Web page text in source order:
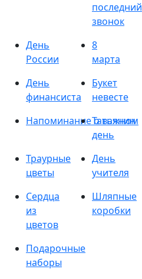
последний
звонок
День
России
8
марта
День
финансиста
Букет
невесте
Напоминание о важном
Татьянин
день
Траурные
цветы
День
учителя
Сердца
из
цветов
Шляпные
коробки
Подарочные
наборы